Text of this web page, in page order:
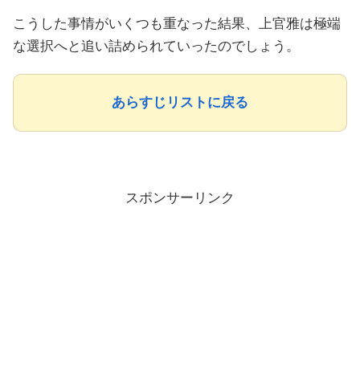
こうした事情がいくつも重なった結果、上官雅は極端
な選択へと追い詰められていったのでしょう。
あらすじリストに戻る
スポンサーリンク